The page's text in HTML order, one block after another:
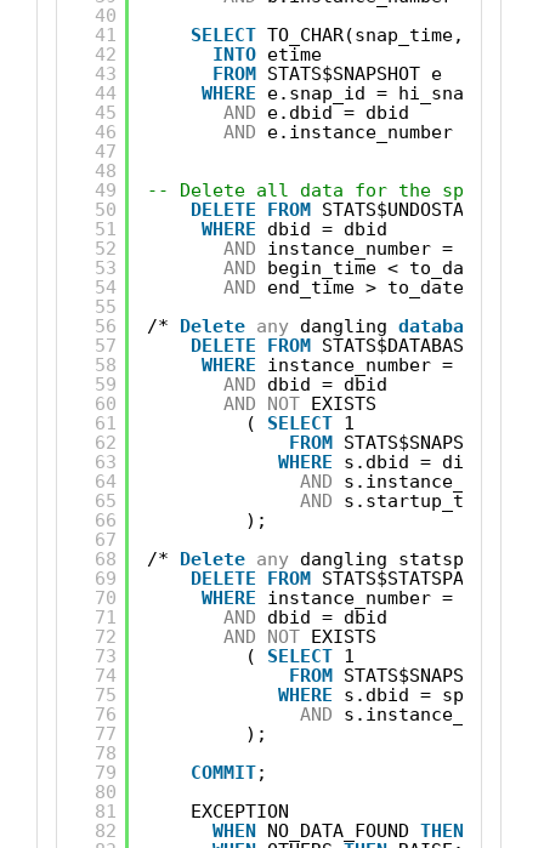
40
41
42
43
44
45
46
47
48
49
50
51
52
53
54
55
56
57
58
59
60
61
62
63
64
65
66
67
68
69
70
71
72
73
74
75
76
77
78
79
80
81
82
SELECT TO_CHAR(snap_time,
INTO etime
FROM STATS$SNAPSHOT e
WHERE
e.snap_id = hi_snap
AND
e.dbid = dbid
AND
e.instance_number =
-- Delete all data for the specified
DELETE
FROM STATS$UNDOSTAT us
WHERE
dbid = dbid
AND
instance_number =
AND
begin_time <
AND
end_time > to_date(etime,
/* Delete any dangling database
DELETE
FROM
WHERE
instance_number =
AND
dbid = dbid
AND
NOT EXISTS
( SELECT 1
FROM STATS$SNAPSHOT s
WHERE
s.dbid = di.dbid
AND
s.instance_number
AND
s.startup_time =
);
/* Delete any dangling statspack
DELETE
FROM
WHERE
instance_number =
AND
dbid = dbid
AND
NOT EXISTS
( SELECT 1
FROM STATS$SNAPSHOT s
WHERE
s.dbid = sp.dbid
AND
s.instance_number
);
COMMIT;
EXCEPTION
WHEN NO_DATA_FOUND THEN